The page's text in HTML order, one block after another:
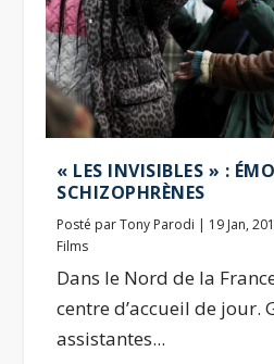
« LES INVISIBLES » :
SCHIZOPHRÈNES
Posté parTony Parodi | 19 Jan,
Films
Dans le Nord de la
centre d’accueil de jour.
assistantes...